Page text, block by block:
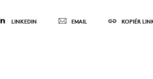
LINKEDIN EMAIL KOPIÉR